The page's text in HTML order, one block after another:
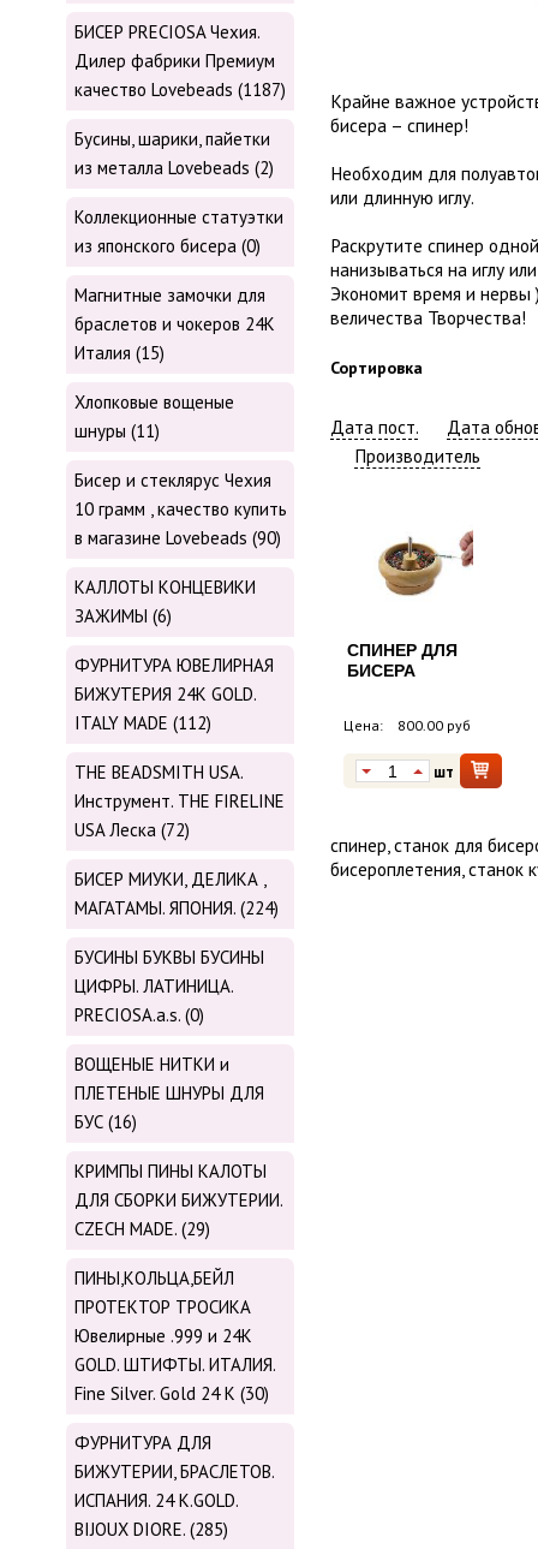
БИСЕР PRECIOSA Чехия.
Дилер фабрики Премиум
качество Lovebeads (1187)
Бусины, шарики, пайетки
из металла Lovebeads (2)
Коллекционные статуэтки
из японского бисера (0)
Магнитные замочки для
браслетов и чокеров 24К
Италия (15)
Хлопковые вощеные
шнуры (11)
Бисер и стеклярус Чехия
10 грамм , качество купить
в магазине Lovebeads (90)
КАЛЛОТЫ КОНЦЕВИКИ
ЗАЖИМЫ (6)
ФУРНИТУРА ЮВЕЛИРНАЯ
БИЖУТЕРИЯ 24К GOLD.
ITALY MADE (112)
THE BEADSMITH USA.
Инструмент. THE FIRELINE
USA Леска (72)
БИСЕР МИУКИ, ДЕЛИКА ,
МАГАТАМЫ. ЯПОНИЯ. (224)
БУСИНЫ БУКВЫ БУСИНЫ
ЦИФРЫ. ЛАТИНИЦА.
PRECIOSA.a.s. (0)
ВОЩЕНЫЕ НИТКИ и
ПЛЕТЕНЫЕ ШНУРЫ ДЛЯ
БУС (16)
КРИМПЫ ПИНЫ КАЛОТЫ
ДЛЯ СБОРКИ БИЖУТЕРИИ.
CZECH MADE. (29)
ПИНЫ,КОЛЬЦА,БЕЙЛ
ПРОТЕКТОР ТРОСИКА
Ювелирные .999 и 24К
GOLD. ШТИФТЫ. ИТАЛИЯ.
Fine Silver. Gold 24 K (30)
ФУРНИТУРА ДЛЯ
БИЖУТЕРИИ, БРАСЛЕТОВ.
ИСПАНИЯ. 24 K.GOLD.
BIJOUX DIORE. (285)
Крайне важное
бисера – спинер!
Необходим для
или длинную иглу.
Раскрутите спинер
нанизываться на иглу
Экономит время и нервы
величества Творчества!
Сортировка
Дата пост.
Дата
Производитель
СПИНЕР ДЛЯ
БИСЕРА
Цена: 800.00 руб
шт
спинер, станок для
бисероплетения, станок